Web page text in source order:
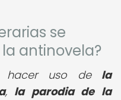
se
antinovela?
hacer uso de la
, la parodia de la